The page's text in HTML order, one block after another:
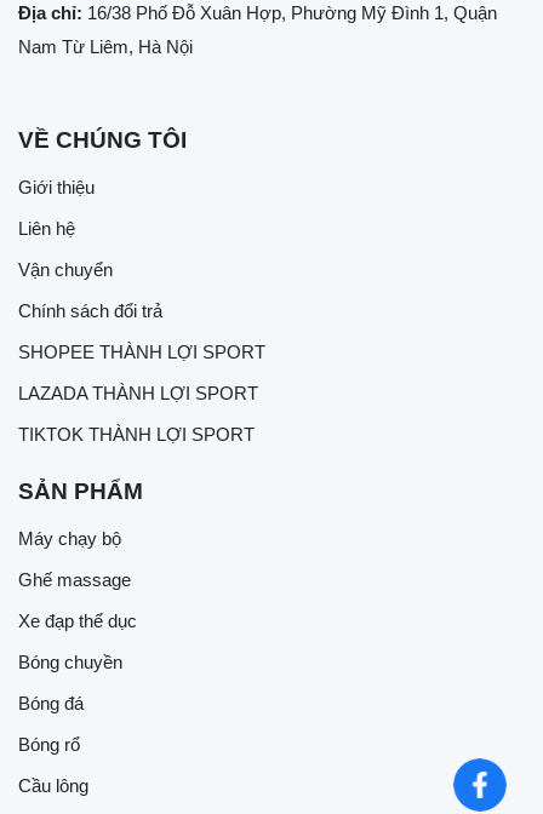
Địa chỉ: 16/38 Phố Đỗ Xuân Hợp, Phường Mỹ Đình 1, Quận
Nam Từ Liêm, Hà Nội
VỀ CHÚNG TÔI
Giới thiệu
Liên hệ
Vận chuyển
Chính sách đổi trả
SHOPEE THÀNH LỢI SPORT
LAZADA THÀNH LỢI SPORT
TIKTOK THÀNH LỢI SPORT
SẢN PHẨM
Máy chạy bộ
Ghế massage
Xe đạp thể dục
Bóng chuyền
Bóng đá
Bóng rổ
Cầu lông